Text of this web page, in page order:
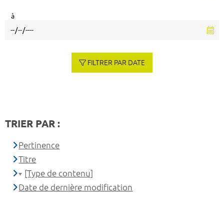
à
FILTRER PAR DATE
TRIER PAR :
Pertinence
Titre
[Type de contenu]
Date de dernière modification